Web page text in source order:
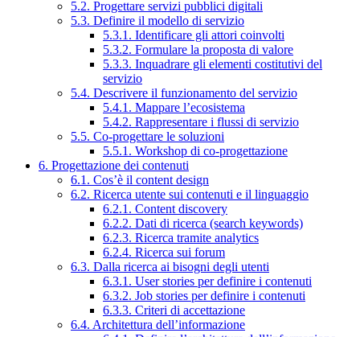
5.2. Progettare servizi pubblici digitali
5.3. Definire il modello di servizio
5.3.1. Identificare gli attori coinvolti
5.3.2. Formulare la proposta di valore
5.3.3. Inquadrare gli elementi costitutivi del
servizio
5.4. Descrivere il funzionamento del servizio
5.4.1. Mappare l’ecosistema
5.4.2. Rappresentare i flussi di servizio
5.5. Co-progettare le soluzioni
5.5.1. Workshop di co-progettazione
6. Progettazione dei contenuti
6.1. Cos’è il content design
6.2. Ricerca utente sui contenuti e il linguaggio
6.2.1. Content discovery
6.2.2. Dati di ricerca (search keywords)
6.2.3. Ricerca tramite analytics
6.2.4. Ricerca sui forum
6.3. Dalla ricerca ai bisogni degli utenti
6.3.1. User stories per definire i contenuti
6.3.2. Job stories per definire i contenuti
6.3.3. Criteri di accettazione
6.4. Architettura dell’informazione